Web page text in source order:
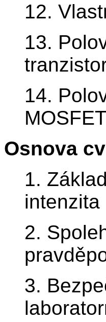
12.
13.
14.
Osnova
1.
intenzita
2.
3.